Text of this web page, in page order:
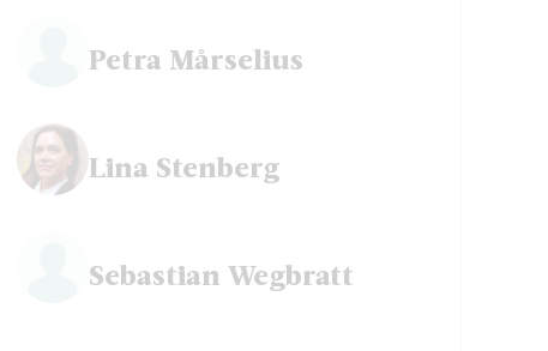
Petra Mårselius
Lina Stenberg
Sebastian Wegbratt